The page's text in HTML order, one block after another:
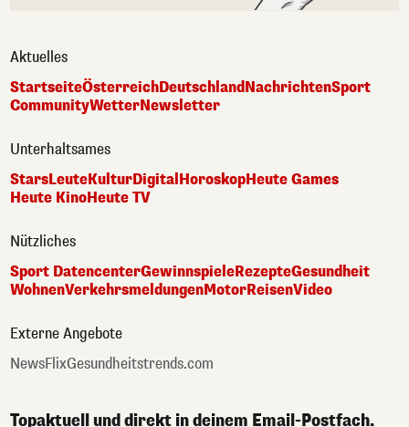
Aktuelles
StartseiteÖsterreichDeutschlandNachrichtenSport
CommunityWetterNewsletter
Unterhaltsames
StarsLeuteKulturDigital HoroskopHeute Games
Heute KinoHeute TV
Nützliches
Sport DatencenterGewinnspieleRezepteGesundheit
WohnenVerkehrsmeldungenMotorReisenVideo
Externe Angebote
NewsFlixGesundheitstrends.com
Topaktuell und direkt in deinem Email-Postfach.